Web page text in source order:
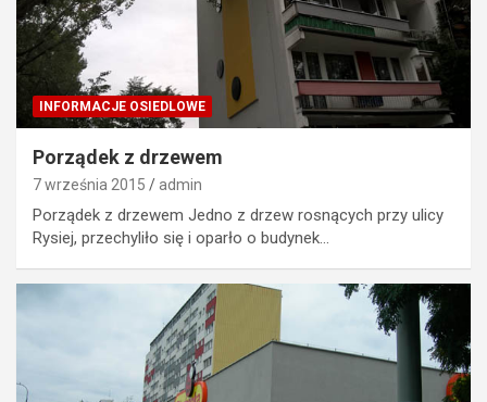
INFORMACJE OSIEDLOWE
Porządek z drzewem
7 września 2015 admin
Porządek z drzewem Jedno z drzew rosnących przy ulicy
Rysiej, przechyliło się i oparło o budynek…